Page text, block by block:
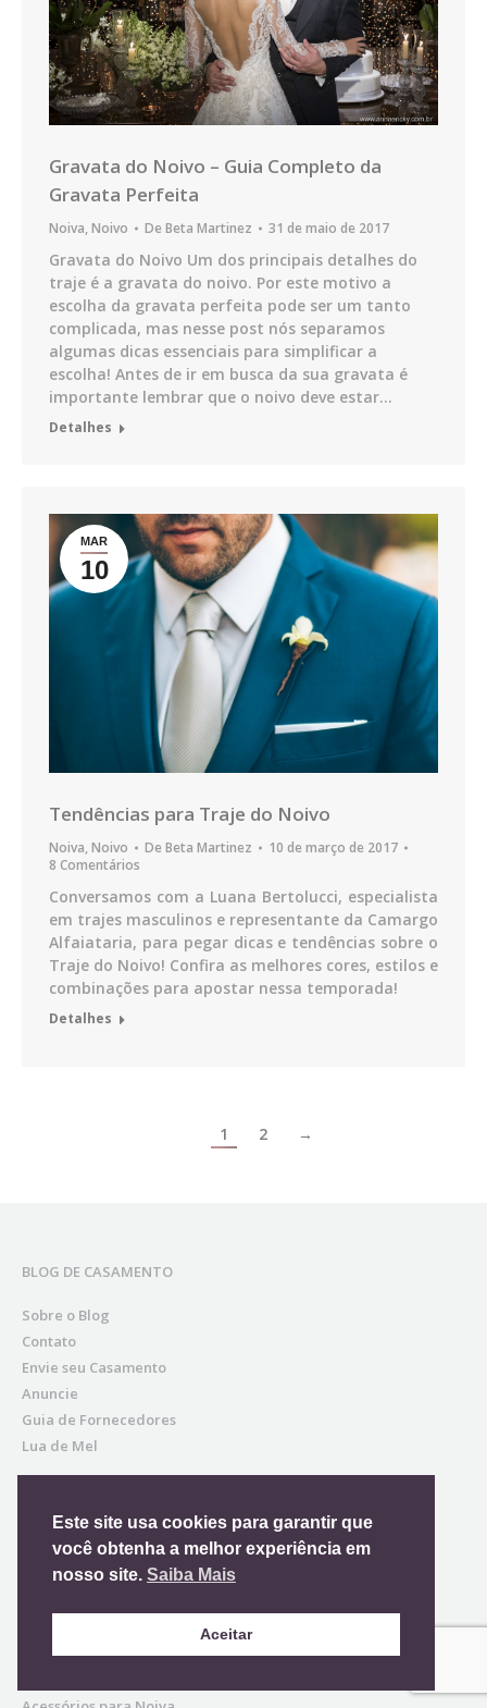
Gravata do Noivo – Guia Completo da
Gravata Perfeita
Noiva,Noivo De Beta Martinez 31 de maio de 2017
Gravata do Noivo Um dos principais detalhes do
traje é a gravata do noivo. Por este motivo a
escolha da gravata perfeita pode ser um tanto
complicada, mas nesse post nós separamos
algumas dicas essenciais para simplificar a
escolha! Antes de ir em busca da sua gravata é
importante lembrar que o noivo deve estar…
Detalhes
MAR
10
Tendências para Traje do Noivo
Noiva,Noivo De Beta Martinez
10 de março de 2017
8 Comentários
Conversamos com a Luana Bertolucci, especialista
em trajes masculinos e representante da Camargo
Alfaiataria, para pegar dicas e tendências sobre o
Traje do Noivo! Confira as melhores cores, estilos e
combinações para apostar nessa temporada!
Detalhes
1 2 →
BLOG DE CASAMENTO
Sobre o Blog
Contato
Envie seu Casamento
Anuncie
Guia de Fornecedores
Lua de Mel
NOIVA
Vestido de Noiva
Buque de Noiva
Este site usa cookies para garantir que
você obtenha a melhor experiência em
nosso site. Saiba Mais
Aceitar